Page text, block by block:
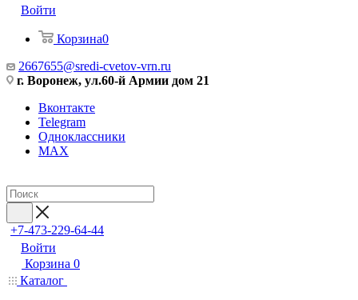
Войти
Корзина0
2667655@sredi-cvetov-vrn.ru
г. Воронеж, ул.60-й Армии дом 21
Вконтакте
Telegram
Одноклассники
MAX
+7-473-229-64-44
Войти
Корзина 0
Каталог